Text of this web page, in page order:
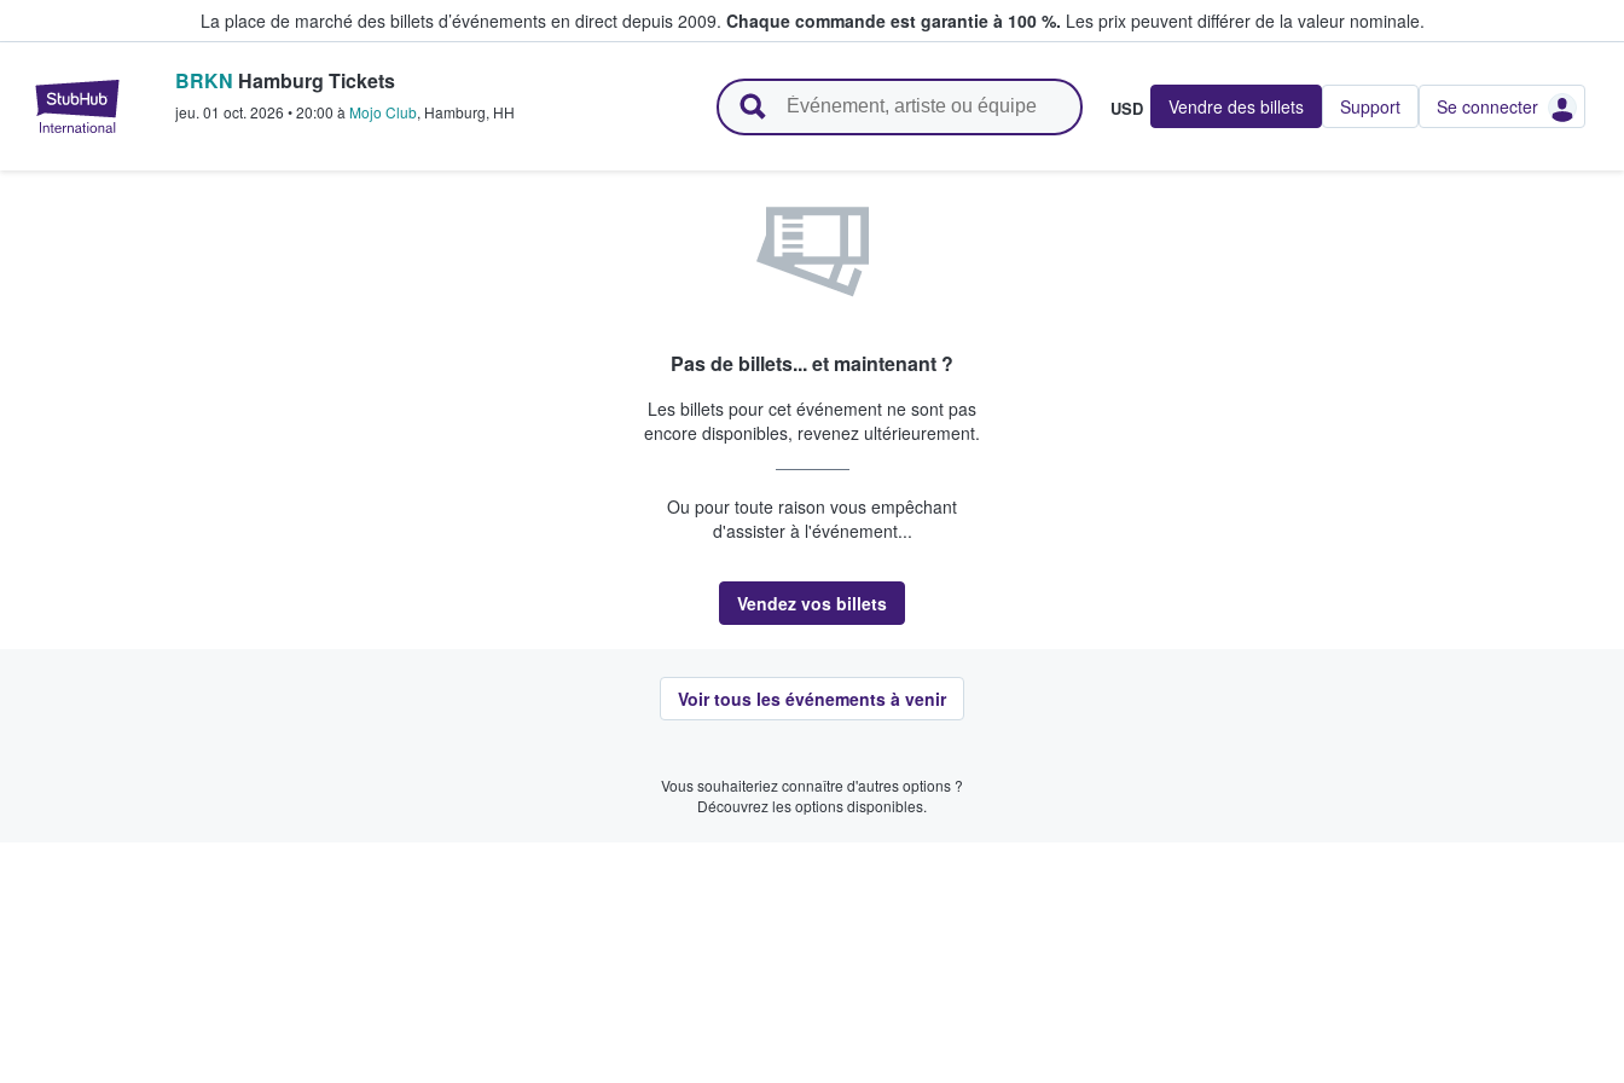
La place de marché des billets d’événements en direct depuis 2009. Chaque commande est garantie à 100 %. Les prix peuvent différer de la valeur nominale.
StubHub - Où les fans achètent et vendent des billets
BRKN Hamburg Tickets
jeu. 01 oct. 2026 •20:00 à Mojo Club, Hamburg, HH USD Vendre des billets Support Se connecter
Pas de billets... et maintenant ?
Les billets pour cet événement ne sont pas
encore disponibles, revenez ultérieurement.
Ou pour toute raison vous empêchant
d'assister à l'événement...
Vendez vos billets
Voir tous les événements à venir
Vous souhaiteriez connaître d'autres options ?
Découvrez les options disponibles.